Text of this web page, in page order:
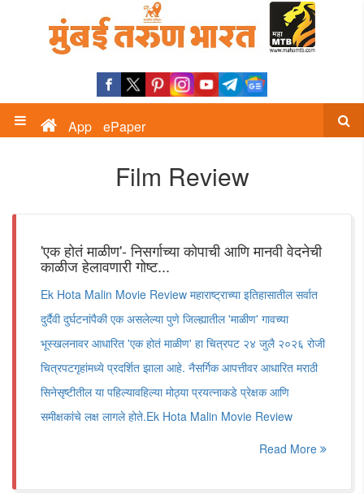
App ePaper
Film Review
'एक होतं माळीण'- निसर्गाच्या कोपाची आणि मानवी वेदनेची
काळीज हेलावणारी गोष्ट...
Ek Hota Malin Movie Review महाराष्ट्राच्या इतिहासातील सर्वात
दुर्दैवी दुर्घटनांपैकी एक असलेल्या पुणे जिल्ह्यातील 'माळीण' गावच्या
भूस्खलनावर आधारित 'एक होतं माळीण' हा चित्रपट २४ जुलै २०२६ रोजी
चित्रपटगृहांमध्ये प्रदर्शित झाला आहे. नैसर्गिक आपत्तीवर आधारित मराठी
सिनेसृष्टीतील या पहिल्यावहिल्या मोठ्या प्रयत्नाकडे प्रेक्षक आणि
समीक्षकांचे लक्ष लागले होते.Ek Hota Malin Movie Review
Read More